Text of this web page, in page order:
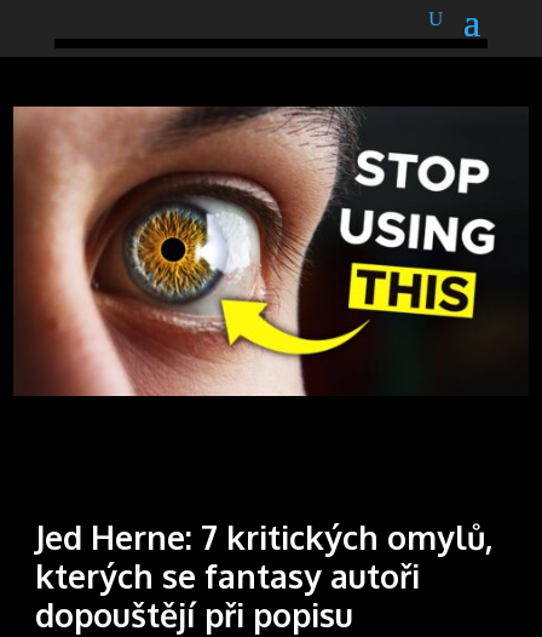
Jed Herne: 7 kritických omylů,
kterých se fantasy autoři
dopouštějí při popisu